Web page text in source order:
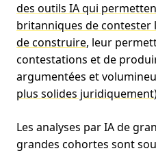
des outils IA qui
britanniques de contester
de construire, leur
contestations et de
argumentées et
plus solides juridiquement
Les analyses par IA de
grandes cohortes sont